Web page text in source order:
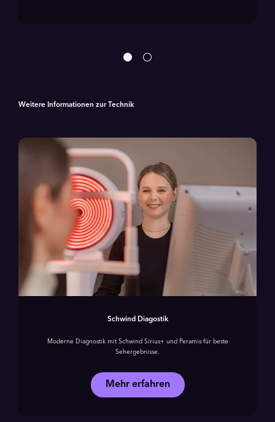
Weitere Informationen zur Technik
Schwind Diagostik
Moderne Diagnostik mit Schwind Sirius+ und Peramis für beste
Sehergebnisse.
Mehr erfahren